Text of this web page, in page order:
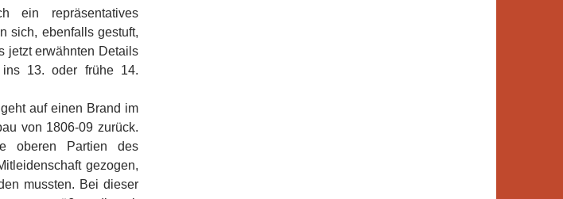
ein repräsentatives
sich, ebenfalls gestuft,
jetzt erwähnten Details
13. oder frühe 14.
auf einen Brand im
von 1806-09 zurück.
oberen Partien des
gezogen,
mussten. Bei dieser